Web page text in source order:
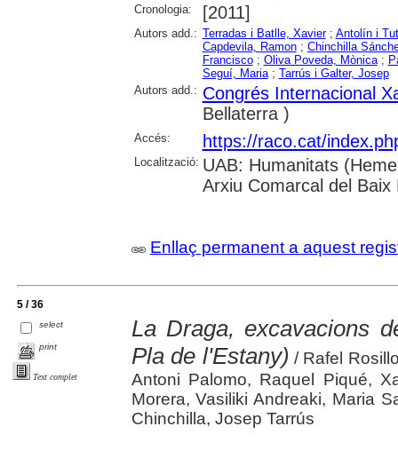
Cronologia: [2011]
Autors add.: Terradas i Batlle, Xavier; Antolín i
Capdevila, Ramon; Chinchilla
Francisco; Oliva Poveda, Mònica;
Seguí, Maria; Tarrús i Galter, Josep
Autors add.: Congrés Internacional
Bellaterra )
Accés: https://raco.cat/
Localització: UAB: Humanitats
Arxiu Comarcal del
Enllaç permanent a aquest
5 / 36
select
print
Text complet
La Draga, excavacions
Pla de l'Estany) / Rafel
Antoni Palomo, Raquel Piqué,
Morera, Vasiliki Andreaki, Maria
Chinchilla, Josep Tarrús